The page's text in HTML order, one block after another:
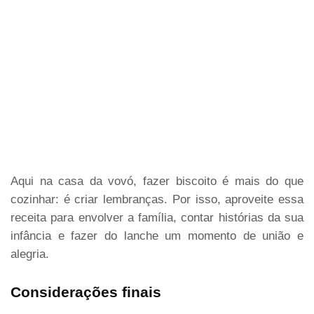
Aqui na casa da vovó, fazer biscoito é mais do que
cozinhar: é criar lembranças. Por isso, aproveite essa
receita para envolver a família, contar histórias da sua
infância e fazer do lanche um momento de união e
alegria.
Considerações finais